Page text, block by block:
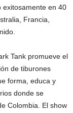
exitosamente en 40
Francia,
Tank promueve el
de tiburones
forma, educa y
donde se
Colombia. El show